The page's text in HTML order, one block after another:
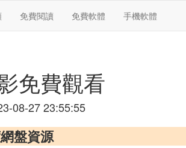
免費閱讀 免費軟體 手機軟體
免費觀看
08-27 23:55:55
盤資源